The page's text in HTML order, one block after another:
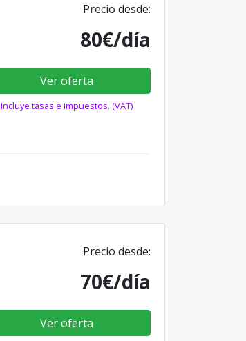
Precio desde:
80€/día
Ver oferta
Incluye tasas e impuestos. (VAT)
Precio desde:
70€/día
Ver oferta